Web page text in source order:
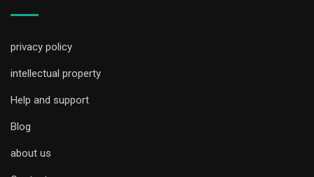
privacy policy
intellectual property
Help and support
Blog
about us